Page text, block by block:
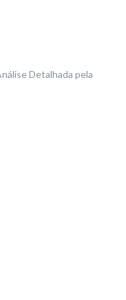
Detalhada pela